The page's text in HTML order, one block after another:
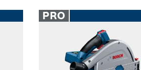
PRO